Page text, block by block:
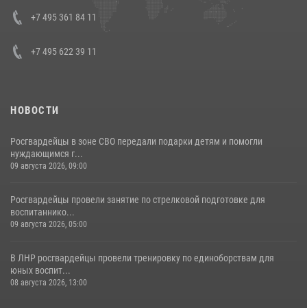
Кавказском федеральном округе Виталием Кузнецовым
+7 495 361 84 11
+7 495 622 39 11
НОВОСТИ
Росгвардейцы в зоне СВО передали подарки детям и помогли
нуждающимся г...
09 августа 2026, 09:00
Росгвардейцы провели занятие по стрелковой подготовке для
воспитаннико...
09 августа 2026, 05:00
В ЛНР росгвардейцы провели тренировку по единоборствам для
юных воспит...
08 августа 2026, 13:00